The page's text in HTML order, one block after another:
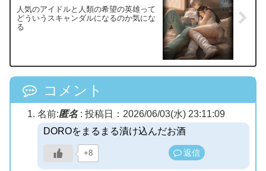
人気のアイドルと人類の希望の英雄って
どういうスキャンダルになるのか気にな
る
コメント
名前:匿名: 投稿日：2026/06/03(水) 23:11:09
DOROをまるまる漬け込んだお酒
+8 返信